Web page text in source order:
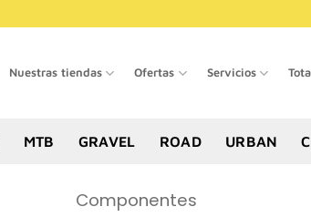
Nuestras tiendas Ofertas Servicios
MTB GRAVEL ROAD URBAN
Componentes